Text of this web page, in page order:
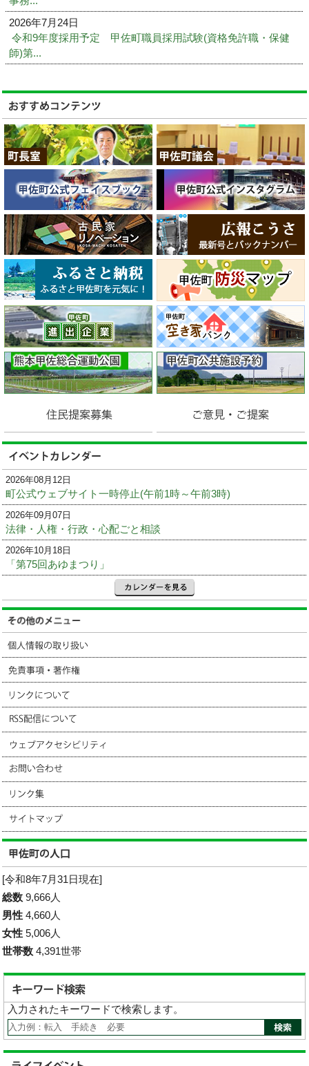
2026年7月24日
令和9年度採用予定 甲佐町職員採用試験(資格免許職・保健
師)第...
2026年08月12日
町公式ウェブサイト一時停止(午前1時～午前3時)
2026年09月07日
法律・人権・行政・心配ごと相談
2026年10月18日
「第75回あゆまつり」
[令和8年7月31日現在]
総数 9,666人
男性 4,660人
女性 5,006人
世帯数 4,391世帯
入力されたキーワードで検索します。